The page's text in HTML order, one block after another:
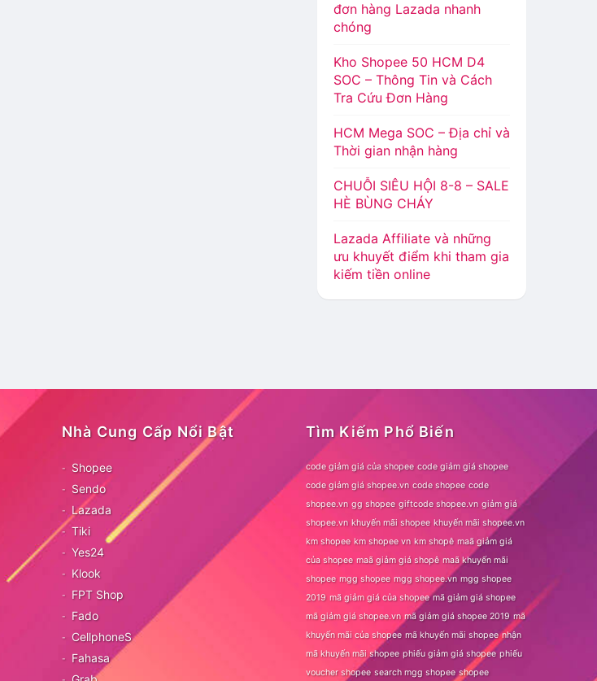
đơn hàng Lazada nhanh
chóng
Kho Shopee 50 HCM D4
SOC – Thông Tin và Cách
Tra Cứu Đơn Hàng
HCM Mega SOC – Địa chỉ và
Thời gian nhận hàng
CHUỖI SIÊU HỘI 8-8 – SALE
HÈ BÙNG CHÁY
Lazada Affiliate và những
ưu khuyết điểm khi tham gia
kiếm tiền online
Nhà Cung Cấp Nổi Bật
Shopee
Sendo
Lazada
Tiki
Yes24
Klook
FPT Shop
Fado
CellphoneS
Fahasa
Tìm Kiếm Phổ Biến
code giảm giá của shopee code giảm giá shopee
code giảm giá shopee.vn code shopee code
shopee.vn gg shopee giftcode shopee.vn giảm giá
shopee.vn khuyến mãi shopee khuyến mãi shopee.vn
km shopee km shopee vn km shopê maã giảm giá
của shopee maã giảm giá shopê maã khuyến mãi
shopee mgg shopee mgg shopee.vn mgg shopee
2019 mã giảm giá của shopee mã giảm giá shopee
mã giảm giá shopee.vn mã giảm giá shopee 2019 mã
khuyến mãi của shopee mã khuyến mãi shopee nhận
mã khuyến mãi shopee phiếu giảm giá shopee phiếu
voucher shopee search mgg shopee shopee